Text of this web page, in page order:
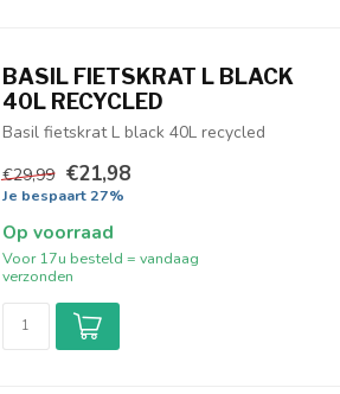
BASIL FIETSKRAT L BLACK
40L RECYCLED
Basil fietskrat L black 40L recycled
€29,99 €21,98
Je bespaart 27%
Op voorraad
Voor 17u besteld = vandaag
verzonden